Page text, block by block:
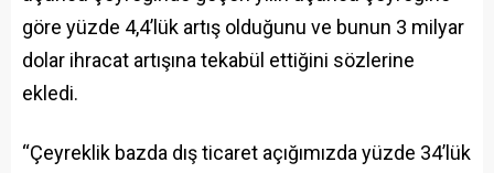
göre yüzde 4,4’lük artış olduğunu ve bunun 3 milyar
dolar ihracat artışına tekabül ettiğini sözlerine
ekledi.
“Çeyreklik bazda dış ticaret açığımızda yüzde 34’lük